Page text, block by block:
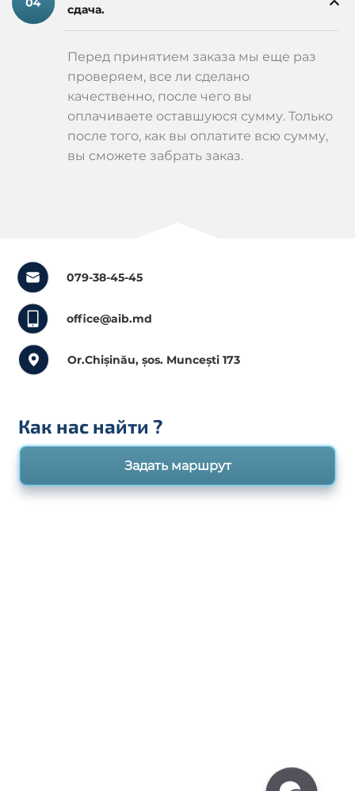
сдача.
Перед принятием заказа мы еще раз
проверяем, все ли сделано
качественно, после чего вы
оплачиваете оставшуюся сумму. Только
после того, как вы оплатите всю сумму,
вы сможете забрать заказ.
079-38-45-45
office@aib.md
Or.Chișinău, șos. Muncești 173
Как нас найти ?
Задать маршрут